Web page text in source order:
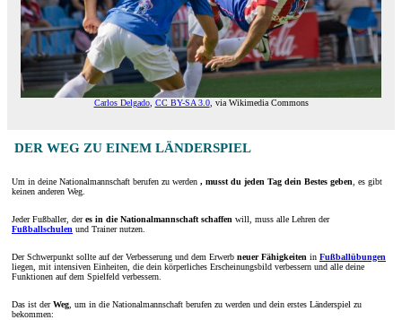
Carlos Delgado, CC BY-SA 3.0, via Wikimedia Commons
DER WEG ZU EINEM LÄNDERSPIEL
Um in deine Nationalmannschaft berufen zu werden , musst du jeden Tag dein Bestes geben , es gibt
keinen anderen Weg.
Jeder Fußballer, deres in die Nationalmannschaft schaffen will, muss alle Lehren der
Fußballschulen und Trainer nutzen.
Der Schwerpunkt sollte auf der Verbesserung und dem Erwerb neuer Fähigkeiten in Fußballübungen
liegen, mit intensiven Einheiten, die dein körperliches Erscheinungsbild verbessern und alle deine
Funktionen auf dem Spielfeld verbessern.
Das ist derWeg , um in die Nationalmannschaft berufen zu werden und dein erstes Länderspiel zu
bekommen: